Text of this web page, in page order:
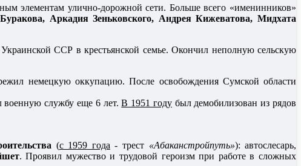
элементам улично-дорожной сети. Больше всего «именинников»
Аркадия Зеньковского, Андрея Кижеватова, Мидхата
ССР в крестьянской семье. Окончил неполную сельскую
немецкую оккупацию. После освобождения Сумской области
военную службу еще 6 лет.В 1951 годубыл демобилизован из рядов
(с 1959 года - трест «Абаканстройпуть»): автослесарь,
. Проявил мужество и трудовой героизм при работе в сложных